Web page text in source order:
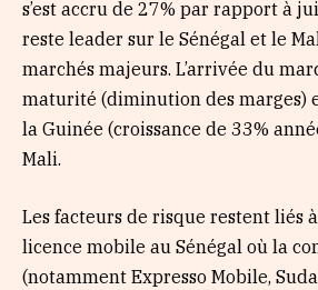
s’est accru de 27% par rapport à
reste leader sur le Sénégal et le
marchés majeurs. L’arrivée du
maturité (diminution des marges)
la Guinée (croissance de 33%
Mali.
Les facteurs de risque restent liés
licence mobile au Sénégal où la
(notamment Expresso Mobile,